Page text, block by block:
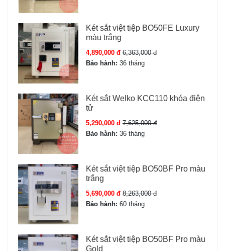
Két sắt việt tiệp BO50FE Luxury
màu trắng
4,890,000 đ 6,363,000 đ
Bảo hành: 36 tháng
Két sắt Welko KCC110 khóa điện
tử
5,290,000 đ 7,625,000 đ
Bảo hành: 36 tháng
Két sắt việt tiệp BO50BF Pro màu
trắng
5,690,000 đ 8,263,000 đ
Bảo hành: 60 tháng
Két sắt việt tiệp BO50BF Pro màu
Gold